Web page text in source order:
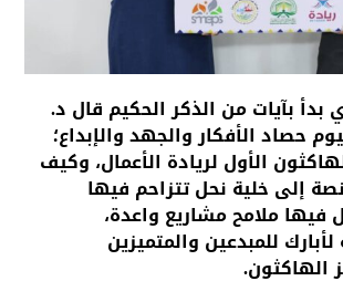
بآيات من الذكر الحكيم قال د.
حصاد الأفكار والجهد والإبداع؛
الأول لريادة الأعمال، وكيف
إلى خلية نحل تتزاحم فيها
فيها ملامح مشاريع واعدة،
للمبدعين والمتميزين
الهاكثون.